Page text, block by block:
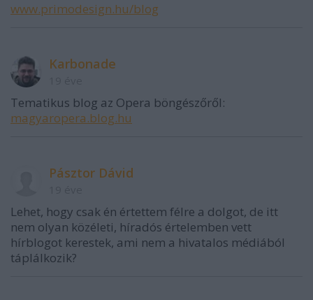
www.primodesign.hu/blog
Karbonade
Tematikus blog az Opera böngészőről:
magyaropera.blog.hu
Pásztor Dávid
Lehet, hogy csak én értettem félre a dolgot, de itt
nem olyan közéleti, híradós értelemben vett
hírblogot kerestek, ami nem a hivatalos médiából
táplálkozik?